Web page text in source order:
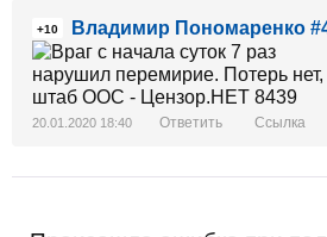
+10 Владимир Пономаренко
20.01.2020 18:40 Ответить Ссылка